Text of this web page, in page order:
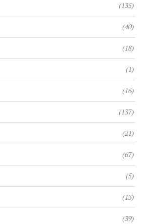
(135)
(40)
(18)
(1)
(16)
(137)
(21)
(67)
(5)
(13)
(39)